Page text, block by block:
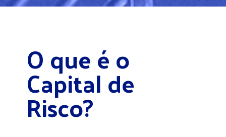
O que é o
Capital de
Risco?